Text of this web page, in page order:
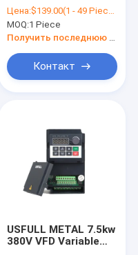
Phase 380V 4Kw
Solar Inverter For
Submersible Pump
Цена:$139.00(1 - 49 Pieces) $135.00(50 - 199 Pieces) $119.00(>=200 Pieces)
MOQ:1 Piece
Контакт
USFULL METAL 7.5kw
380V VFD Variable